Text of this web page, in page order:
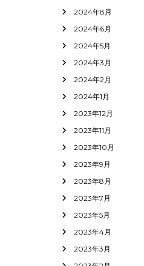
2024年8月
2024年6月
2024年5月
2024年3月
2024年2月
2024年1月
2023年12月
2023年11月
2023年10月
2023年9月
2023年8月
2023年7月
2023年5月
2023年4月
2023年3月